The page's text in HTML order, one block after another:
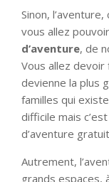
Sinon, l’aventure,
vous allez
d’aventure, de
Vous allez devoir
devienne la plus
familles qui
difficile mais
d’aventure
Autrement,
grands espaces,